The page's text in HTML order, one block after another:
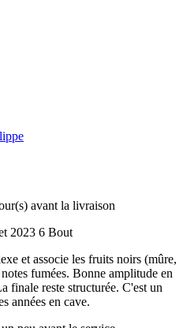
avant la livraison
et associe les fruits noirs (mûre,
fumées. Bonne amplitude en
finale reste structurée. C'est un
années en cave.